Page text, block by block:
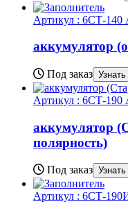
Артикул : 6СТ-140
аккумулятор
Под заказ
Артикул : 6СТ-190
аккумулятор
полярность)
Под заказ
Артикул : 6СТ-